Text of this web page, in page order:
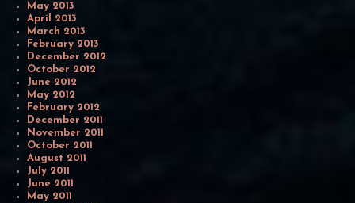
May 2013
April 2013
March 2013
February 2013
December 2012
October 2012
June 2012
May 2012
February 2012
December 2011
November 2011
October 2011
August 2011
July 2011
June 2011
May 2011